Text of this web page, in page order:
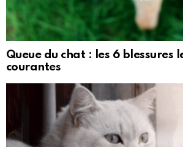
Queue du chat : les 6 blessures
courantes